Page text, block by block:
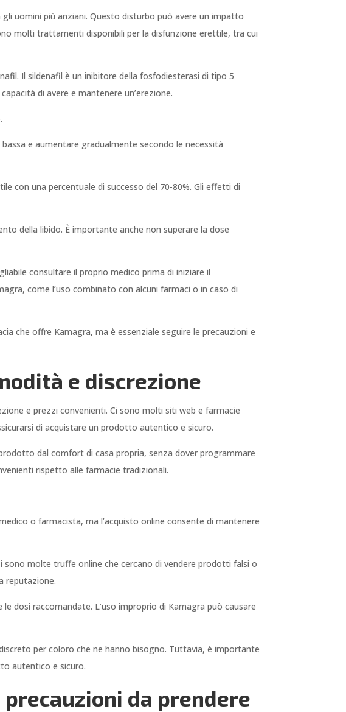
uomini più anziani. Questo disturbo può avere un impatto
molti trattamenti disponibili per la disfunzione erettile, tra cui
Il sildenafil è un inibitore della fosfodiesterasi di tipo 5
di avere e mantenere un’erezione.
e aumentare gradualmente secondo le necessità
con una percentuale di successo del 70-80%. Gli effetti di
della libido. È importante anche non superare la dose
consultare il proprio medico prima di iniziare il
come l’uso combinato con alcuni farmaci o in caso di
che offre Kamagra, ma è essenziale seguire le precauzioni e
e discrezione
e prezzi convenienti. Ci sono molti siti web e farmacie
di acquistare un prodotto autentico e sicuro.
dal comfort di casa propria, senza dover programmare
rispetto alle farmacie tradizionali.
o farmacista, ma l’acquisto online consente di mantenere
molte truffe online che cercano di vendere prodotti falsi o
reputazione.
raccomandate. L’uso improprio di Kamagra può causare
per coloro che ne hanno bisogno. Tuttavia, è importante
autentico e sicuro.
da prendere